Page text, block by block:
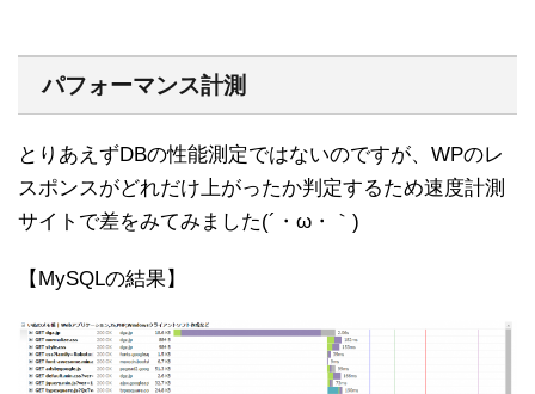
パフォーマンス計測
とりあえずDBの性能測定ではないのですが、WPのレ
スポンスがどれだけ上がったか判定するため速度計測
サイトで差をみてみました(´・ω・｀)
【MySQLの結果】